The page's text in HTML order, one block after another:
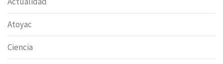
Atoyac
Ciencia